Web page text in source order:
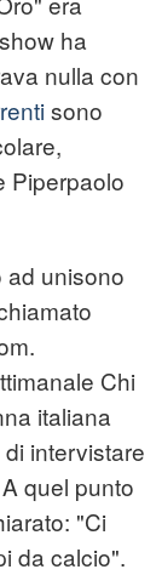
ha
nulla con
sono
Piperpaolo
ad unisono
Chi
italiana
intervistare
quel punto
"Ci
da calcio".